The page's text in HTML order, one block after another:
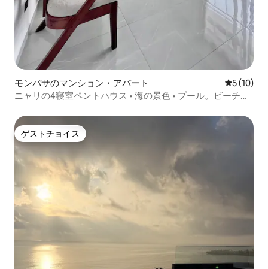
モンバサのマンション・アパート レビュー
5 (10)
ニャリの4寝室ペントハウス • 海の景色 • プール。ビーチの
ゲストチョイス
ゲストチョイス